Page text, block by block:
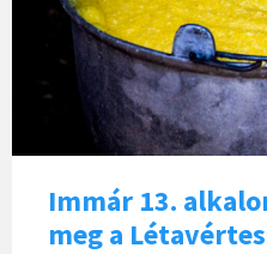
Immár 13.
meg a